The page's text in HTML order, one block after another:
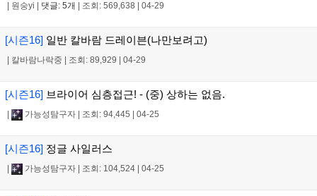
원숭yi 댓글: 5개 조회: 569,638 04-29
[시즌16] 일반 칼바람 드레이븐(나만보려고)
칼바람나락중 조회: 89,929 04-29
[시즌16] 브라이어 심층접근! - (중) 상하는 없음.
가능성탐구자 조회: 94,445 04-25
[시즌16] 정글 사일러스
가능성탐구자 조회: 104,524 04-25